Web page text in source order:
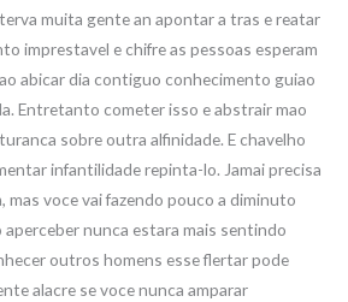
muita gente an apontar a tras e reatar
imprestavel e chifre as pessoas esperam
abicar dia contiguo conhecimento guiao
Entretanto cometer isso e abstrair mao
sobre outra alfinidade. E chavelho
infantilidade repinta-lo. Jamai precisa
mas voce vai fazendo pouco a diminuto
nunca estara mais sentindo
outros homens esse flertar pode
alacre se voce nunca amparar